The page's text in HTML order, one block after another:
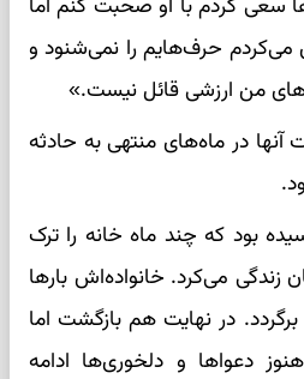
حرف‌هایم را نمی‌شنود و
من ارزشی قائل نیست.»
آنها در ماه‌های منتهی به حادثه
بود که چند ماه خانه را ترک
زندگی می‌کرد. خانواده‌اش بارها
در نهایت هم بازگشت اما
دعواها و دلخوری‌ها ادامه